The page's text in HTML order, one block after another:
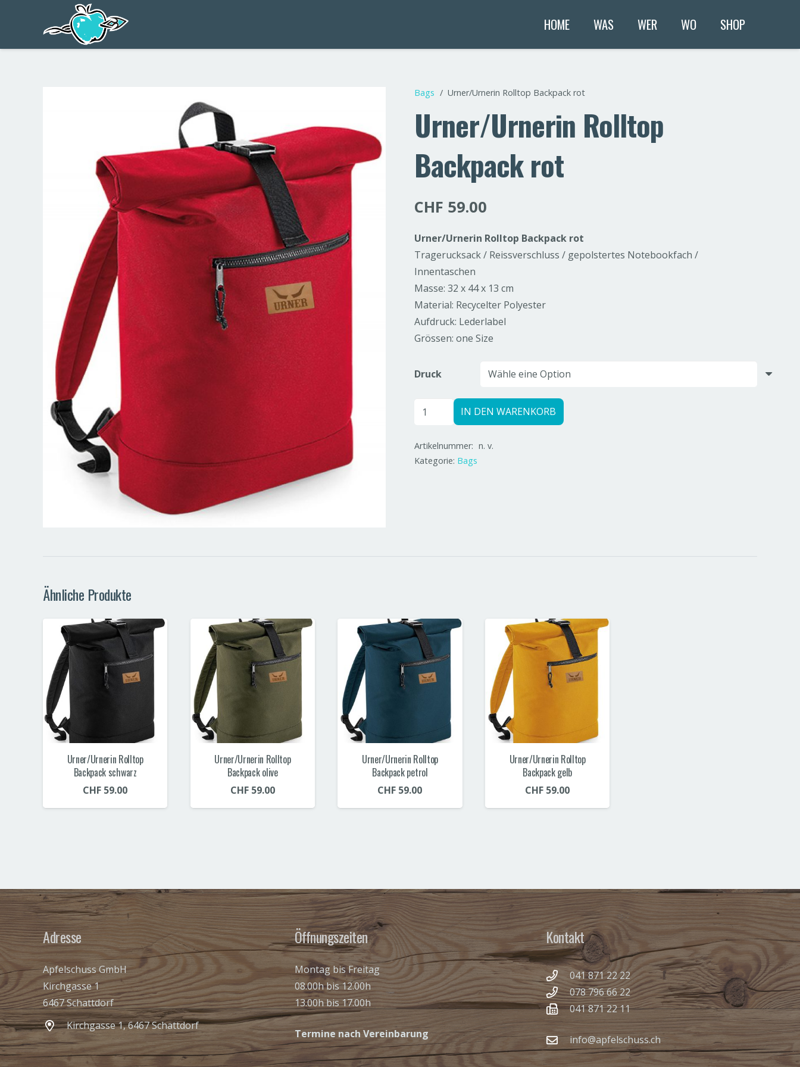
HOME WAS WER WO SHOP
Bags / Urner/Urnerin Rolltop Backpack rot
Urner/Urnerin Rolltop
Backpack rot
CHF 59.00
Urner/Urnerin Rolltop Backpack rot
Tragerucksack / Reissverschluss / gepolstertes Notebookfach /
Innentaschen
Masse: 32 x 44 x 13 cm
Material: Recycelter Polyester
Aufdruck: Lederlabel
Grössen: one Size
Druck
Urner/Urnerin
Backpack
rot
IN DEN WARENKORB
Artikelnummer: n. v.
Kategorie: Bags
Ähnliche Produkte
Urner/Urnerin Rolltop
Backpack schwarz
CHF 59.00
Urner/Urnerin Rolltop
Backpack olive
CHF59.00
Urner/Urnerin Rolltop
Backpack petrol
CHF 59.00
Urner/Urnerin Rolltop
Backpack gelb
CHF 59.00
Adresse
Apfelschuss GmbH
Kirchgasse 1
6467 Schattdorf
Kirchgasse 1, 6467 Schattdorf
Öffnungszeiten
Montag bis Freitag
08.00h bis 12.00h
13.00h bis 17.00h
Termine nach Vereinbarung
Kontakt
041 871 22 22
078 796 66 22
041 871 22 11
info@apfelschuss.ch